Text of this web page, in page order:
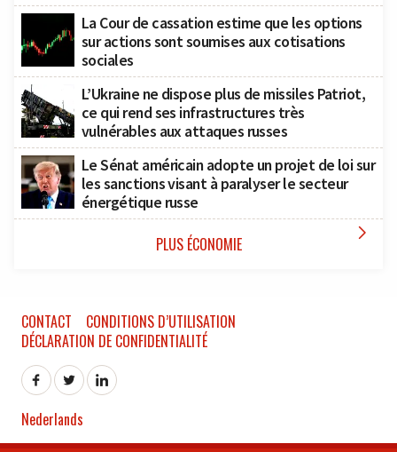
La Cour de cassation estime que les options
sur actions sont soumises aux cotisations
sociales
L’Ukraine ne dispose plus de missiles Patriot,
ce qui rend ses infrastructures très
vulnérables aux attaques russes
Le Sénat américain adopte un projet de loi sur
les sanctions visant à paralyser le secteur
énergétique russe
PLUS ÉCONOMIE 
CONTACT
CONDITIONS D’UTILISATION
DÉCLARATION DE CONFIDENTIALITÉ
Nederlands